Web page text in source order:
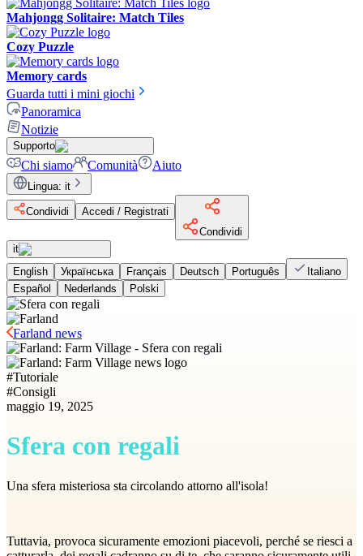
Mahjongg Solitaire: Match Tiles
Cozy Puzzle
Memory cards
Guarda tutti i mini giochi
Panoramica
Notizie
Supporto
Chi siamo Comunità Aiuto
Lingua: it
Condividi
Accedi / Registrati
Condividi
it
English
Українська Français Deutsch Português
Italiano
Español
Nederlands Polski
Farland news
#Tutoriale
#Consigli
maggio 19, 2025
Sfera con regali
Una sfera misteriosa sta circolando attorno all'isola!
Tuttavia, provoca sicuramente emozioni piacevoli, perché se riesci a